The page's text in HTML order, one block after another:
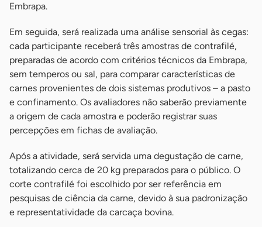
Embrapa.
Em seguida, será realizada uma análise sensorial às cegas:
cada participante receberá três amostras de contrafilé,
preparadas de acordo com critérios técnicos da Embrapa,
sem temperos ou sal, para comparar características de
carnes provenientes de dois sistemas produtivos – a pasto
e confinamento. Os avaliadores não saberão previamente
a origem de cada amostra e poderão registrar suas
percepções em fichas de avaliação.
Após a atividade, será servida uma degustação de carne,
totalizando cerca de 20 kg preparados para o público. O
corte contrafilé foi escolhido por ser referência em
pesquisas de ciência da carne, devido à sua padronização
e representatividade da carcaça bovina.